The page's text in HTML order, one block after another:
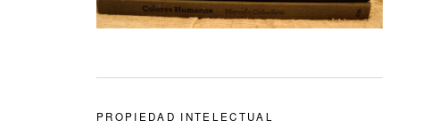
PROPIEDAD INTELECTUAL